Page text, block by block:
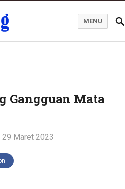
MENU
Gangguan Mata
29 Maret 2023